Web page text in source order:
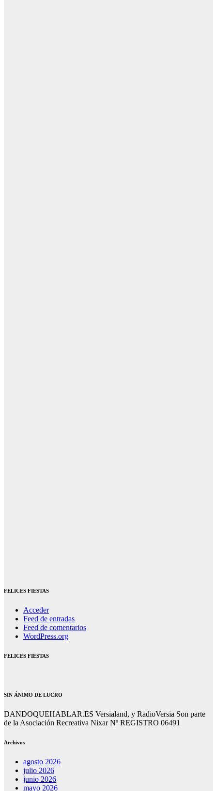
FELICES FIESTAS
Acceder
Feed de entradas
Feed de comentarios
WordPress.org
FELICES FIESTAS
SIN ÁNIMO DE LUCRO
DANDOQUEHABLAR.ES Versialand, y RadioVersia Son parte
de la Asociación Recreativa Nixar Nº REGISTRO 06491
Archivos
agosto 2026
julio 2026
junio 2026
mayo 2026